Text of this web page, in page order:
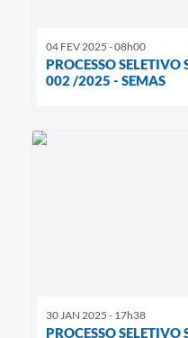
04 FEV 2025 - 08h00
PROCESSO
002 /2025 - SEMAS
30 JAN 2025 - 17h38
PROCESSO